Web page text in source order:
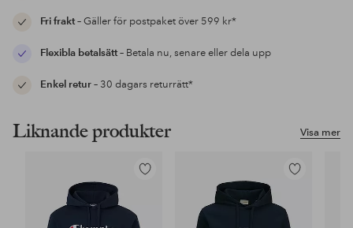
Fri frakt– Gäller för postpaket över 599 kr*
Flexibla betalsätt– Betala nu, senare eller dela upp
Enkel retur– 30 dagars returrätt*
Visa mer
Liknande produkter
Lägg
favoriter
Lägg
i
favoriter